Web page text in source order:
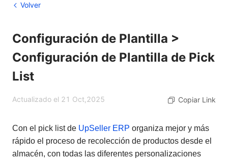
Volver
Configuración de Plantilla >
Configuración de Plantilla de Pick
List
Actualizado el 21 Oct,2025 Copiar Link
Con el pick list de UpSeller ERP organiza mejor y más
rápido el proceso de recolección de productos desde el
almacén, con todas las diferentes personalizaciones